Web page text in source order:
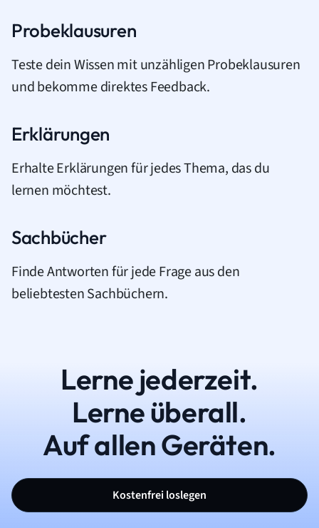
Probeklausuren
Teste dein Wissen mit unzähligen Probeklausuren
und bekomme direktes Feedback.
Erklärungen
Erhalte Erklärungen für jedes Thema, das du
lernen möchtest.
Sachbücher
Finde Antworten für jede Frage aus den
beliebtesten Sachbüchern.
Lerne jederzeit.
Lerne überall.
Auf allen Geräten.
Kostenfrei loslegen